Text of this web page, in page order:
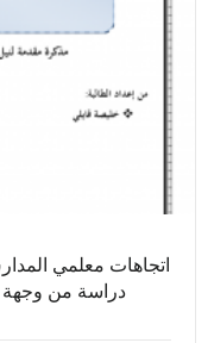
اتجاهات معلمي
دراسة من وجهة